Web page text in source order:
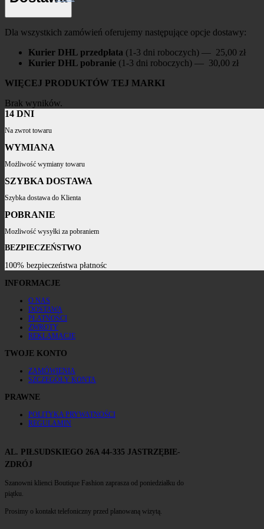
Dla wszystkich zamówień oferujemy następujące opcje dostawy:
Kurier DHL przedpłata (1-3 dni roboczych) — 25,00 zł
Kurier DHL pobranie (1-3 dni roboczych) — 30,00 zł
WIĘCEJ PRODUKTÓW TEJ MARKI
Brak wyników.
14 DNI
Na zwrot towaru
WYMIANA
Możliwość wymiany towaru
SZYBKA DOSTAWA
Szybka dostawa do Klienta
POBRANIE
Mozliwość wysyłki za pobraniem
BEZPIECZEŃSTWO
100% bezpieczeństwa płatnośc
INFORMACJE
O NAS
DOSTAWA
PŁATNOŚCI
ZWROTY
REKLAMACJE
TWOJE KONTO
ZAMÓWIENIA
SZCZEGÓŁY KONTA
PRAWNE
POLITYKA PRYWATNOŚCI
REGULAMIN
AL. PIŁSUDSKIEGO 26A 44-335 JASTRZĘBIE-
ZDRÓJ
Szanowni klienci Boutique Fashion zaprasza od poniedziałku do
piątku.
Prosimy o kontakt telefoniczny przed planowaną wizytą.